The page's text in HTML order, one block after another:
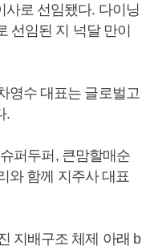
사로 선임됐다. 다이닝
선임된 지 넉달 만이
영수 대표는 글로벌고
.
퍼두퍼, 큰맘할매순
와 함께 지주사 대표
지배구조 체제 아래 b